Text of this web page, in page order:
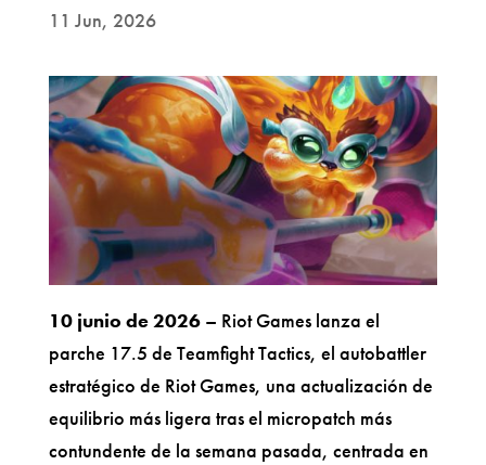
11 Jun, 2026
10 junio de 2026 – Riot Games lanza el
parche 17.5 de Teamfight Tactics, el autobattler
estratégico de Riot Games, una actualización de
equilibrio más ligera tras el micropatch más
contundente de la semana pasada, centrada en